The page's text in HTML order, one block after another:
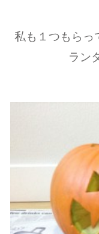
私も１つもらっ
ラン